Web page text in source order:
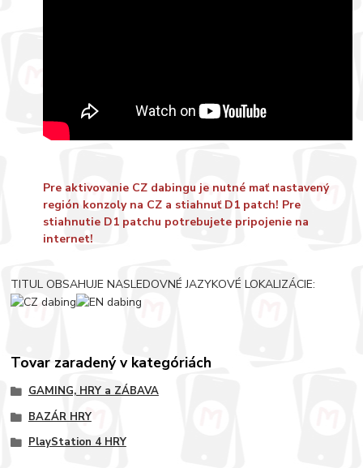
Pre aktivovanie CZ dabingu je nutné mať nastavený
región konzoly na CZ a stiahnuť D1 patch! Pre
stiahnutie D1 patchu potrebujete pripojenie na
internet!
TITUL OBSAHUJE NASLEDOVNÉ JAZYKOVÉ LOKALIZÁCIE:
Tovar zaradený v kategóriách
GAMING, HRY a ZÁBAVA
BAZÁR HRY
PlayStation 4 HRY